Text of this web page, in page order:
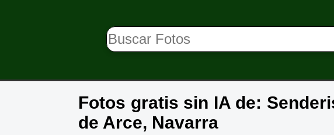
Fotos gratis sin IA de:
de Arce, Navarra